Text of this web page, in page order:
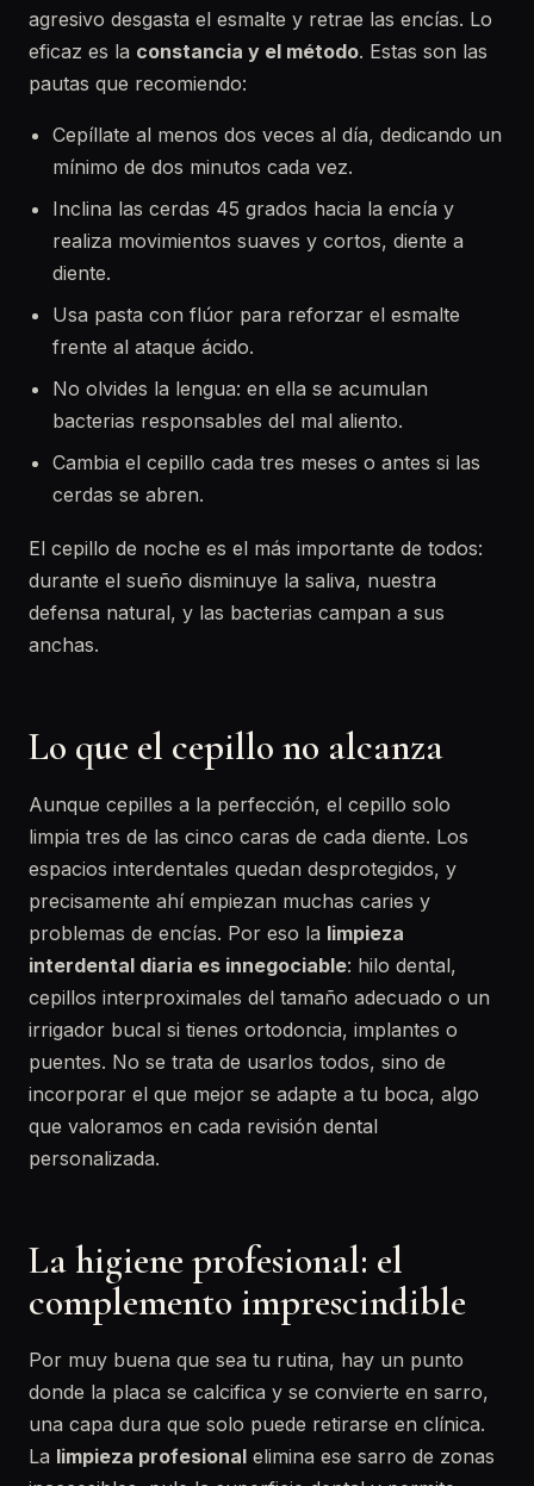
agresivo desgasta el esmalte y retrae las encías. Lo
eficaz es la constancia y el método. Estas son las
pautas que recomiendo:
Cepíllate al menos dos veces al día, dedicando un
mínimo de dos minutos cada vez.
Inclina las cerdas 45 grados hacia la encía y
realiza movimientos suaves y cortos, diente a
diente.
Usa pasta con flúor para reforzar el esmalte
frente al ataque ácido.
No olvides la lengua: en ella se acumulan
bacterias responsables del mal aliento.
Cambia el cepillo cada tres meses o antes si las
cerdas se abren.
El cepillo de noche es el más importante de todos:
durante el sueño disminuye la saliva, nuestra
defensa natural, y las bacterias campan a sus
anchas.
Lo que el cepillo no alcanza
Aunque cepilles a la perfección, el cepillo solo
limpia tres de las cinco caras de cada diente. Los
espacios interdentales quedan desprotegidos, y
precisamente ahí empiezan muchas caries y
problemas de encías. Por eso la limpieza
interdental diaria es innegociable: hilo dental,
cepillos interproximales del tamaño adecuado o un
irrigador bucal si tienes ortodoncia, implantes o
puentes. No se trata de usarlos todos, sino de
incorporar el que mejor se adapte a tu boca, algo
que valoramos en cada revisión dental
personalizada.
La higiene profesional: el
complemento imprescindible
Por muy buena que sea tu rutina, hay un punto
donde la placa se calcifica y se convierte en sarro,
una capa dura que solo puede retirarse en clínica.
La limpieza profesional elimina ese sarro de zonas